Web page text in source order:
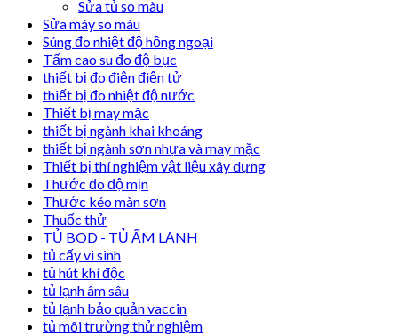
Sửa tủ so màu
Sửa máy so màu
Súng đo nhiệt độ hồng ngoại
Tấm cao su đo độ bục
thiết bị đo điện điện tử
thiết bị đo nhiệt độ nước
Thiết bị may mặc
thiết bị ngành khai khoáng
thiết bị ngành sơn nhựa và may mặc
Thiết bị thí nghiệm vật liệu xây dựng
Thước đo độ mịn
Thước kéo màn sơn
Thuốc thử
TỦ BOD - TỦ ẤM LẠNH
tủ cấy vi sinh
tủ hút khí độc
tủ lạnh âm sâu
tủ lạnh bảo quản vaccin
tủ môi trường thử nghiệm